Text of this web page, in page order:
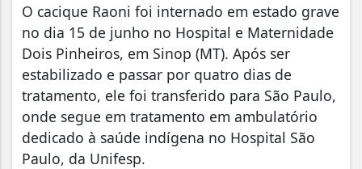
O cacique Raoni foi internado em estado grave
no dia 15 de junho no Hospital e Maternidade
Dois Pinheiros, em Sinop (MT). Após ser
estabilizado e passar por quatro dias de
tratamento, ele foi transferido para São Paulo,
onde segue em tratamento em ambulatório
dedicado à saúde indígena no Hospital São
Paulo, da Unifesp.